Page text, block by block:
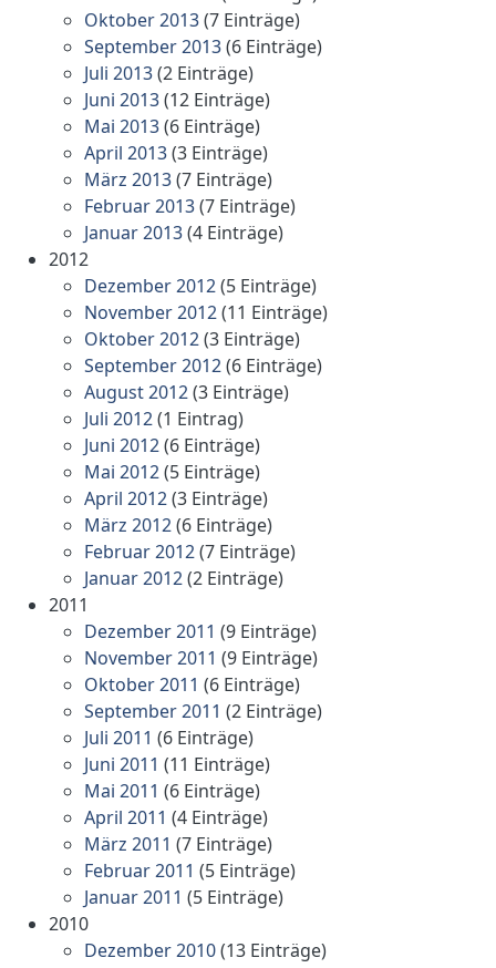
Oktober 2013(7 Einträge)
September 2013(6 Einträge)
Juli 2013(2 Einträge)
Juni 2013(12 Einträge)
Mai 2013(6 Einträge)
April 2013(3 Einträge)
März 2013(7 Einträge)
Februar 2013(7 Einträge)
Januar 2013(4 Einträge)
2012
Dezember 2012(5 Einträge)
November 2012(11 Einträge)
Oktober 2012(3 Einträge)
September 2012(6 Einträge)
August 2012(3 Einträge)
Juli 2012(1 Eintrag)
Juni 2012(6 Einträge)
Mai 2012(5 Einträge)
April 2012(3 Einträge)
März 2012(6 Einträge)
Februar 2012(7 Einträge)
Januar 2012(2 Einträge)
2011
Dezember 2011 (9 Einträge)
November 2011 (9 Einträge)
Oktober 2011 (6 Einträge)
September 2011 (2 Einträge)
Juli 2011 (6 Einträge)
Juni 2011 (11 Einträge)
Mai 2011 (6 Einträge)
April 2011 (4 Einträge)
März 2011 (7 Einträge)
Februar 2011 (5 Einträge)
Januar 2011 (5 Einträge)
2010
Dezember 2010(13 Einträge)